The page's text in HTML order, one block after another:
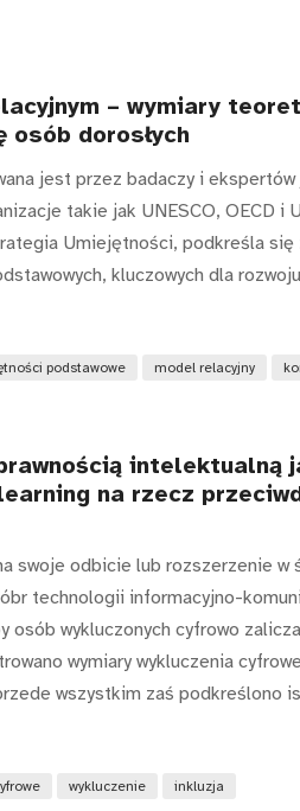
– wymiary
dorosłych
jest przez badaczy i
takie jak UNESCO, OECD i
Umiejętności, podkreśla się
kluczowych dla
podstawowe model relacyjny
intelektualną
na rzecz
swoje odbicie lub rozszerzenie w
technologii informacyjno-
wykluczonych cyfrowo
wymiary wykluczenia
wszystkim zaś podkreślono
wykluczenie inkluzja